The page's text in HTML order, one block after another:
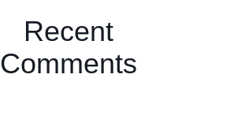
Recent
Comments